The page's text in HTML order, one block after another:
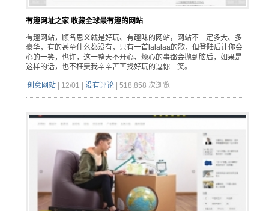
有趣网址之家 收藏全球最有趣的网站
有趣网站，顾名思义就是好玩、有趣味的网站，网站不一定多大、多
豪华，有的甚至什么都没有，只有一首lalalaa的歌，但登陆后让你会
心的一笑，也许，这一整天不开心、烦心的事都会抛到脑后，如果是
这样的话，也不枉费我辛辛苦苦找好玩的逗你一笑。
创意网站| 12/01 没有评论| 518,858 次浏览